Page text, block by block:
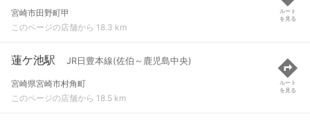
宮崎市田野町甲
このページの店舗から 18.3 km
ルート
を見る
蓮ケ池駅 JR日豊本線(佐伯～鹿児島中央)
宮崎県宮崎市村角町
このページの店舗から 18.5 km
ルート
を見る